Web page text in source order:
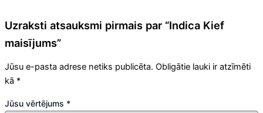
Uzraksti atsauksmi pirmais par “Indica Kief
maisījums”
Jūsu e-pasta adrese netiks publicēta. Obligātie lauki ir atzīmēti
kā *
Jūsu vērtējums *